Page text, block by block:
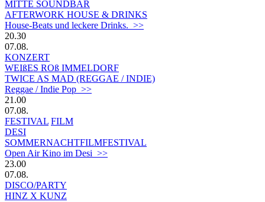
MITTE SOUNDBAR
AFTERWORK HOUSE & DRINKS
House-Beats und leckere Drinks. >>
20.30
07.08.
KONZERT
WEIßES ROß IMMELDORF
TWICE AS MAD (REGGAE / INDIE)
Reggae / Indie Pop >>
21.00
07.08.
FESTIVAL FILM
DESI
SOMMERNACHTFILMFESTIVAL
Open Air Kino im Desi >>
23.00
07.08.
DISCO/PARTY
HINZ X KUNZ